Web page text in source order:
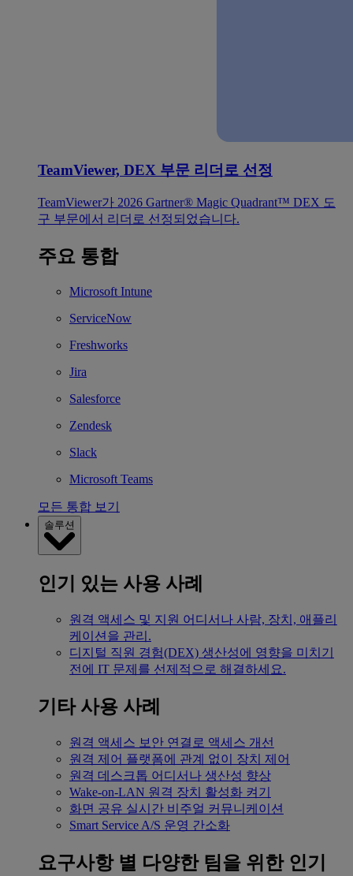
TeamViewer, DEX 부문 리더로 선정
TeamViewer가 2026 Gartner® Magic Quadrant™ DEX 도
구 부문에서 리더로 선정되었습니다.
주요 통합
Microsoft Intune
ServiceNow
Freshworks
Jira
Salesforce
Zendesk
Slack
Microsoft Teams
모든 통합 보기
솔루션
인기 있는 사용 사례
원격 액세스 및 지원 어디서나 사람, 장치, 애플리
케이션을 관리.
디지털 직원 경험(DEX) 생산성에 영향을 미치기
전에 IT 문제를 선제적으로 해결하세요.
기타 사용 사례
원격 액세스 보안 연결로 액세스 개선
원격 제어 플랫폼에 관계 없이 장치 제어
원격 데스크톱 어디서나 생산성 향상
Wake-on-LAN 원격 장치 활성화 켜기
화면 공유 실시간 비주얼 커뮤니케이션
Smart Service A/S 운영 간소화
요구사항 별 다양한 팀을 위한 인기